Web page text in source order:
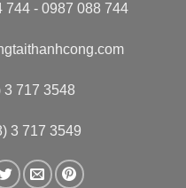
744 - 0987 088 744
3 717 3548
3 717 3549